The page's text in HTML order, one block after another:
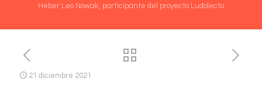
Heber Leo Nowak, participante del proyecto Ludolecto
21 diciembre 2021